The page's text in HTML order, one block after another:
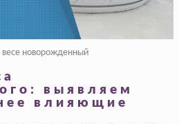
новорожденный
выявляем
влияющие